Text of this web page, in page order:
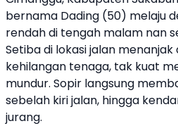
bernama Dading (50) melaju
rendah di tengah malam nan
Setiba di lokasi jalan
kehilangan tenaga, tak kuat
mundur. Sopir langsung
sebelah kiri jalan, hingga
jurang.